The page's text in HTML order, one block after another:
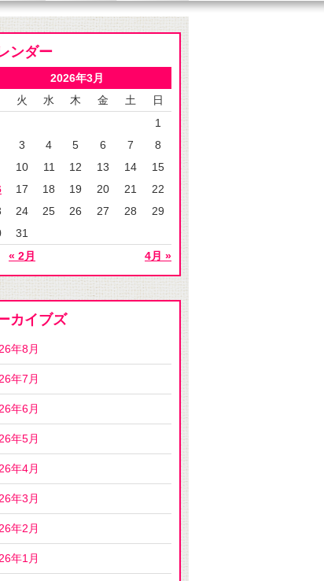
ンダー
2026年3月
火 水 木 金 土 日
« 2月 4月 »
1
3 4 5 6 7
8
10 11 12 13 14
15
17 18 19 20 21
22
24 25 26 27 28
29
31
カイブズ
年8月
年7月
年6月
年5月
年4月
年3月
年2月
年1月